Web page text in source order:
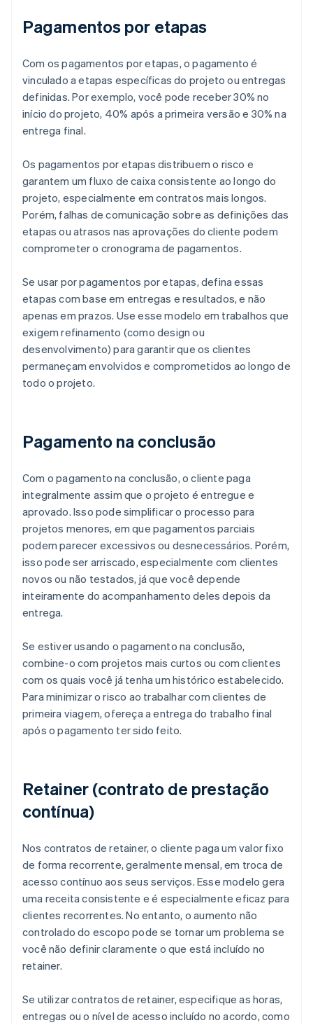
Pagamentos por etapas
Com os pagamentos por etapas, o pagamento é
vinculado a etapas específicas do projeto ou entregas
definidas. Por exemplo, você pode receber 30% no
início do projeto, 40% após a primeira versão e 30% na
entrega final.
Os pagamentos por etapas distribuem o risco e
garantem um fluxo de caixa consistente ao longo do
projeto, especialmente em contratos mais longos.
Porém, falhas de comunicação sobre as definições das
etapas ou atrasos nas aprovações do cliente podem
comprometer o cronograma de pagamentos.
Se usar por pagamentos por etapas, defina essas
etapas com base em entregas e resultados, e não
apenas em prazos. Use esse modelo em trabalhos que
exigem refinamento (como design ou
desenvolvimento) para garantir que os clientes
permaneçam envolvidos e comprometidos ao longo de
todo o projeto.
Pagamento na conclusão
Com o pagamento na conclusão, o cliente paga
integralmente assim que o projeto é entregue e
aprovado. Isso pode simplificar o processo para
projetos menores, em que pagamentos parciais
podem parecer excessivos ou desnecessários. Porém,
isso pode ser arriscado, especialmente com clientes
novos ou não testados, já que você depende
inteiramente do acompanhamento deles depois da
entrega.
Se estiver usando o pagamento na conclusão,
combine-o com projetos mais curtos ou com clientes
com os quais você já tenha um histórico estabelecido.
Para minimizar o risco ao trabalhar com clientes de
primeira viagem, ofereça a entrega do trabalho final
após o pagamento ter sido feito.
Retainer (contrato de prestação
contínua)
Nos contratos de retainer, o cliente paga um valor fixo
de forma recorrente, geralmente mensal, em troca de
acesso contínuo aos seus serviços. Esse modelo gera
uma receita consistente e é especialmente eficaz para
clientes recorrentes. No entanto, o aumento não
controlado do escopo pode se tornar um problema se
você não definir claramente o que está incluído no
retainer.
Se utilizar contratos de retainer, especifique as horas,
entregas ou o nível de acesso incluído no acordo, como